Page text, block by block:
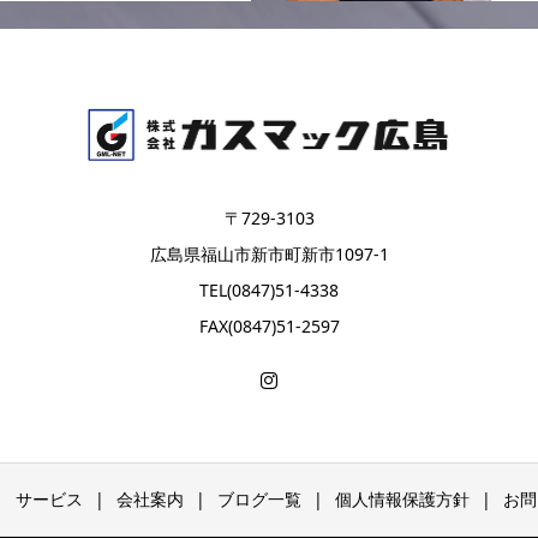
〒729-3103
広島県福山市新市町新市1097-1
TEL(0847)51-4338
FAX(0847)51-2597
サービス 会社案内 ブログ一覧 個人情報保護方針 お